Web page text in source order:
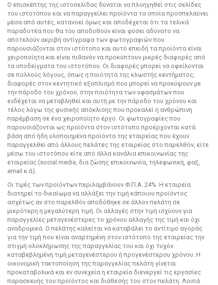
Ο επισκέπτης της ιστοσελίδας δύναται να πλοηγηθεί στις σελίδες
του ιστοτόπου και να παραγγείλει προϊόντα τα οποία προσπελαύνει
μέσα από αυτές, κατανοεί όμως και αποδέχεται ότι τα τελικά
παραδοτέα που θα του αποδοθούν είναι φύσει αδύνατο να
αποτελούν ακριβή αντίγραφα των φωτογραφιών που
παρουσιάζονται στον ιστότοπο και αυτό επειδή τα προϊόντα είναι
χειροποίητα και είναι πιθανόν να προκύπτουν μικρές διαφορές από
τα υποδείγματα του ιστοτόπου. Οι διαφορές μπορεί να οφείλονται
σε πολλούς λόγους, όπως η ποιότητα της κλωστής κεντήματος,
διαφορές στον κεντητικό εξοπλισμό που μπορεί να προκύψουν με
την πάροδο του χρόνου, στην ποιότητα των υφασμάτων που
ενδέχεται να μεταβληθεί και αυτή με την πάροδο του χρόνου και
τέλος λόγω της φυσικής απόκλισης που προκαλεί η ανθρώπινη
παρέμβαση σε ένα χειροποίητο έργο. Οι φωτογραφίες που
παρουσιάζονται ως προϊόντα στον ιστότοπο προέρχονται κατά
βάση από ήδη υλοποιημένα προϊόντα της εταιρείας που έχουν
παραγγελθεί από άλλους πελάτες της εταιρείας στο παρελθόν, είτε
μέσω του ιστοτόπου είτε από άλλα κανάλια επικοινωνίας της
εταιρείας (social media, δια ζώσης επικοινωνία, τηλεφωνική, φαξ,
email κ.ά).
Οι τιμές των προϊόντων περιλαμβάνουν Φ.Π.Α. 24%. Η εταιρεία
διατηρεί το δικαίωμα να αλλάξει την τιμή κάποιου προϊόντος
ασχέτως αν στο παρελθόν αποδόθηκε σε άλλον πελάτη σε
μικρότερη η μεγαλύτερη τιμή. Οι αλλαγές στην τιμή ισχύουν για
παραγγελίες μεταγενέστερες το χρόνου αλλαγής της τιμή και όχι
αναδρομικά. Ο πελάτης καλείται να καταβάλει το αντίτιμο αγοράς
για την τιμή που είναι αναρτημένη στον ιστότοπο της εταιρείας την
στιγμή ολοκλήρωσης της παραγγελίας του και όχι τυχόν
καταβεβλημένη τιμή μεταγενέστερου ή προγενέστερου χρόνου. Η
οικονομική τακτοποίηση της παραγγελίας πελάτη γίνεται
προκαταβολικά και εν συνεχεία η εταιρεία διενεργεί τις εργασίες
παρασκευής του προϊόντος και διάθεσής του στον πελάτη. Λοιπά